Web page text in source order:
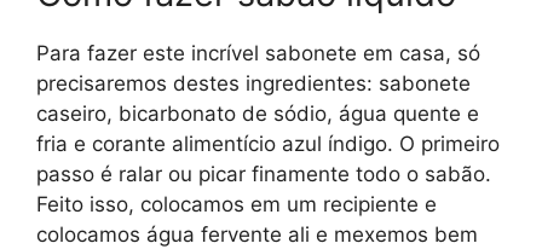
Para fazer este incrível sabonete em casa, só
precisaremos destes ingredientes: sabonete
caseiro, bicarbonato de sódio, água quente e
fria e corante alimentício azul índigo. O primeiro
passo é ralar ou picar finamente todo o sabão.
Feito isso, colocamos em um recipiente e
colocamos água fervente ali e mexemos bem